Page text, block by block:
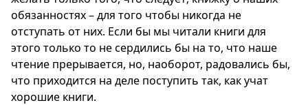
обязанностях – для того чтобы никогда не
отступать от них. Если бы мы читали книги для
этого только то не сердились бы на то, что наше
чтение прерывается, но, наоборот, радовались бы,
что приходится на деле поступить так, как учат
хорошие книги.